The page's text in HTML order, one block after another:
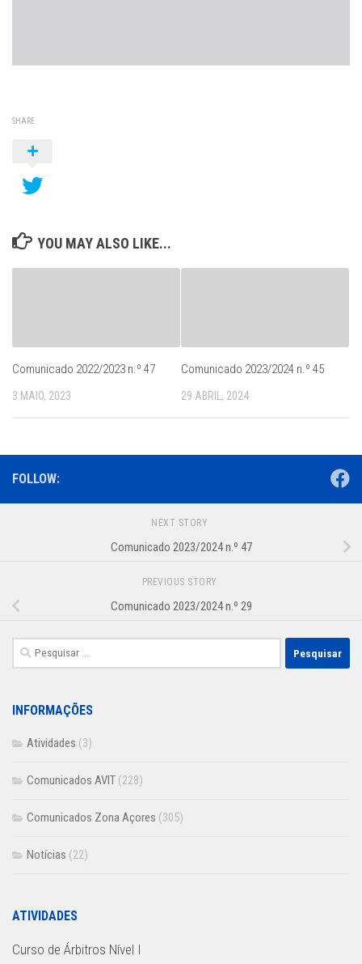
SHARE
YOU MAY ALSO LIKE...
Comunicado 2022/2023 n.º 47
3 MAIO, 2023
Comunicado 2023/2024 n.º 45
29 ABRIL, 2024
FOLLOW:
NEXT STORY
Comunicado 2023/2024 n.º 47
PREVIOUS STORY
Comunicado 2023/2024 n.º 29
Pesquisar
por:
INFORMAÇÕES
Atividades (3)
Comunicados AVIT (228)
Comunicados Zona Açores (305)
Notícias (22)
ATIVIDADES
Curso de Árbitros Nível I